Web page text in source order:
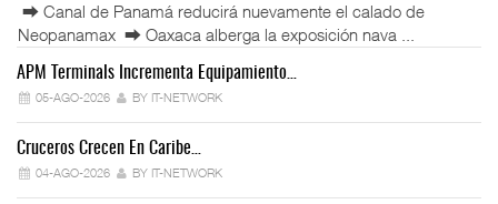
⮕ Canal de Panamá reducirá nuevamente el calado de
Neopanamax ⮕ Oaxaca alberga la exposición nava ...
APM Terminals Incrementa Equipamiento…
05-AGO-2026 BY IT-NETWORK
Cruceros Crecen En Caribe…
04-AGO-2026 BY IT-NETWORK